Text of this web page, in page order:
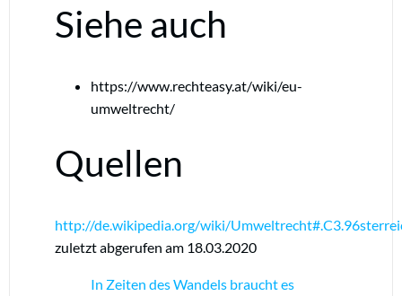
Siehe auch
https://www.rechteasy.at/wiki/eu-
umweltrecht/
Quellen
http://de.wikipedia.org/wiki/
zuletzt abgerufen am 18.03.2020
In Zeiten des Wandels braucht es